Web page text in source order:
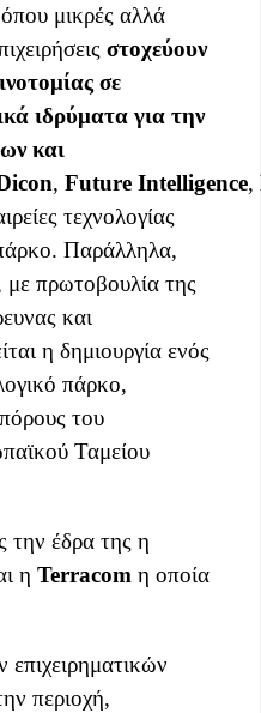
μικρές αλλά
στοχεύουν
σε
ιδρύματα για την
και
, Future Intelligence,
τεχνολογίας
Παράλληλα,
πρωτοβουλία της
και
η δημιουργία ενός
πάρκο,
του
Ταμείου
την έδρα της η
η Terracom η οποία
περιοχή,